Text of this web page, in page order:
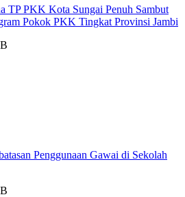
TP PKK Kota Sungai Penuh Sambut
Pokok PKK Tingkat Provinsi Jambi
Penggunaan Gawai di Sekolah